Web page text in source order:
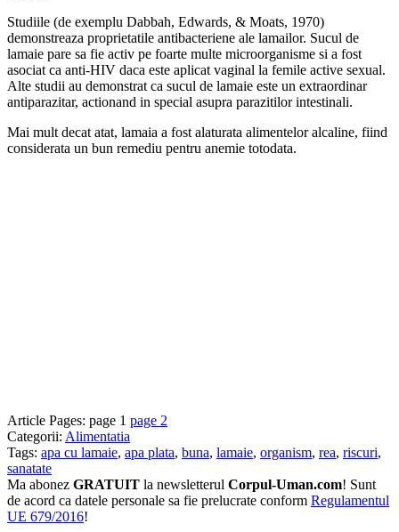
Studiile (de exemplu Dabbah, Edwards, & Moats, 1970)
demonstreaza proprietatile antibacteriene ale lamailor. Sucul de
lamaie pare sa fie activ pe foarte multe microorganisme si a fost
asociat ca anti-HIV daca este aplicat vaginal la femile active sexual.
Alte studii au demonstrat ca sucul de lamaie este un extraordinar
antiparazitar, actionand in special asupra parazitilor intestinali.
Mai mult decat atat, lamaia a fost alaturata alimentelor alcaline, fiind
considerata un bun remediu pentru anemie totodata.
Article Pages: page 1 page 2
Categorii: Alimentatia
Tags: apa cu lamaie, apa plata, buna, lamaie, organism, rea, riscuri,
sanatate
Ma abonez GRATUIT la newsletterul Corpul-Uman.com! Sunt
de acord ca datele personale sa fie prelucrate conform Regulamentul
UE 679/2016!